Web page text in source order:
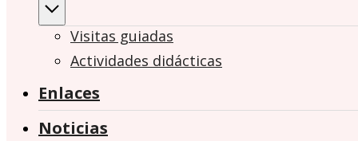
Visitas guiadas
Actividades didácticas
Enlaces
Noticias